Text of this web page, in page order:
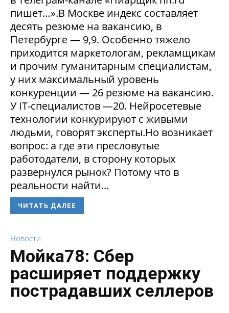
пишет…».В Москве индекс составляет
десять резюме на вакансию, в
Петербурге — 9,9. Особенно тяжело
приходится маркетологам, рекламщикам
и прочим гуманитарным специалистам,
у них максимальный уровень
конкуренции — 26 резюме на вакансию.
У IT-специалистов —20. Нейросетевые
технологии конкурируют с живыми
людьми, говорят эксперты.Но возникает
вопрос: а где эти пресловутые
работодатели, в сторону которых
развернулся рынок? Потому что в
реальности найти...
ЧИТАТЬ ДАЛЕЕ
Новости
Мойка78: Сбер
расширяет поддержку
пострадавших селлеров